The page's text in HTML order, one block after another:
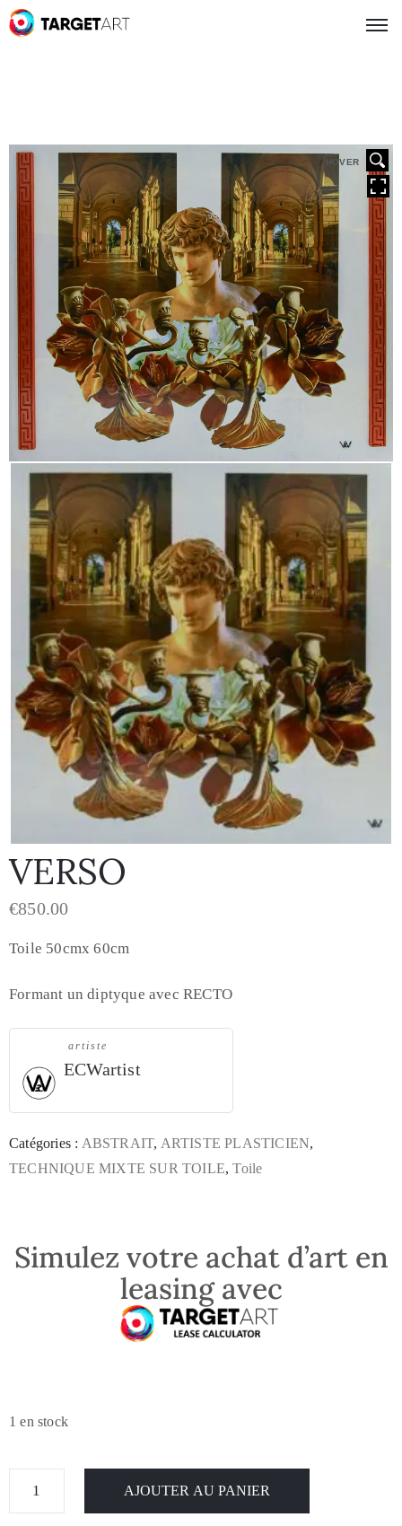
HOVER
VERSO
€850.00
Toile 50cmx 60cm
Formant un diptyque avec RECTO
artiste
ECWartist
Catégories : ABSTRAIT, ARTISTE PLASTICIEN,
TECHNIQUE MIXTE SUR TOILE,Toile
Simulez votre achat d’art en
leasing avec
1 en stock
AJOUTER AU PANIER